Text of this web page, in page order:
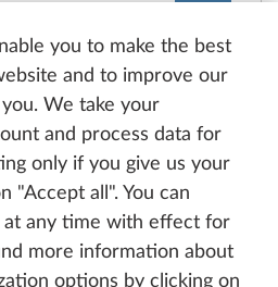
you to make the best
and to improve our
We take your
and process data for
only if you give us your
"Accept all". You can
at any time with effect for
more information about
options by clicking on